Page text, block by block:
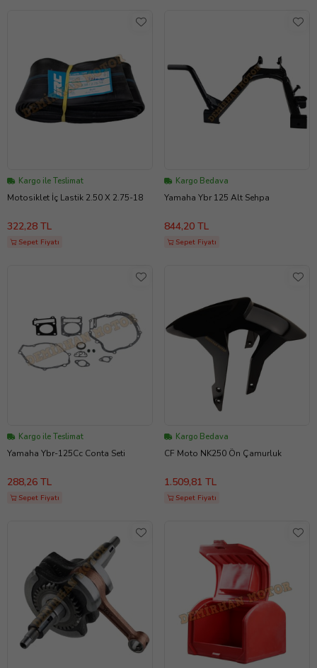
Kargo ile Teslimat
Motosiklet İç Lastik 2.50 X 2.75-18
322,28 TL
Sepet Fiyatı
Kargo Bedava
Yamaha Ybr 125 Alt Sehpa
844,20 TL
Sepet Fiyatı
Kargo ile Teslimat
Yamaha Ybr-125Cc Conta Seti
288,26 TL
Sepet Fiyatı
Kargo Bedava
CF Moto NK250 Ön Çamurluk
1.509,81 TL
Sepet Fiyatı